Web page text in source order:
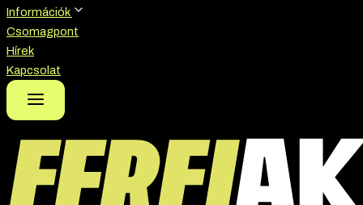
Információk
Csomagpont
Hírek
Kapcsolat